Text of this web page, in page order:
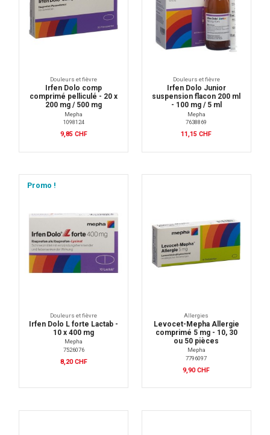
Douleurs et fièvre
Irfen Dolo comp
comprimé pelliculé - 20 x
200 mg / 500 mg
Mepha
1098124
9,85 CHF
Douleurs et fièvre
Irfen Dolo Junior
suspension flacon 200 ml
- 100 mg / 5 ml
Mepha
7638869
11,15 CHF
Promo !
Douleurs et fièvre
Irfen Dolo L forte Lactab -
10 x 400 mg
Mepha
7526076
8,20 CHF
Allergies
Levocet-Mepha Allergie
comprimé 5 mg - 10, 30
ou 50 pièces
Mepha
7796097
9,90 CHF